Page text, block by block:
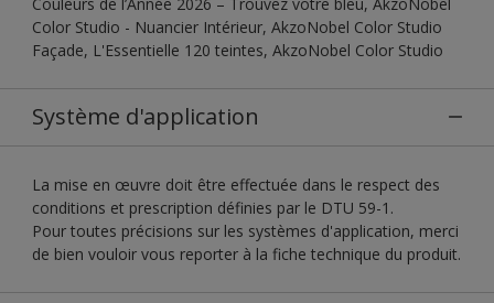
Color Studio - Nuancier Intérieur, AkzoNobel Color Studio
Façade, L'Essentielle 120 teintes, AkzoNobel Color Studio
Système d'application
La mise en œuvre doit être effectuée dans le respect des
conditions et prescription définies par le DTU 59-1.
Pour toutes précisions sur les systèmes d'application, merci
de bien vouloir vous reporter à la fiche technique du produit.